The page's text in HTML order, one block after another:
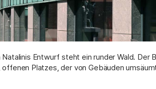
Entwurf steht ein runder Wald. Der
Platzes, der von Gebäuden